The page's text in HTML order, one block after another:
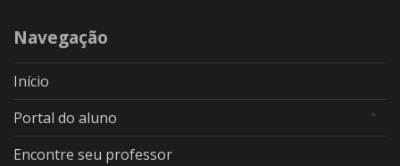
Navegação
Início
Portal do aluno
Encontre seu professor